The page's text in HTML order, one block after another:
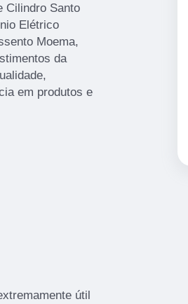
Cilindro Santo
Elétrico
Moema,
da
em produtos e
útil